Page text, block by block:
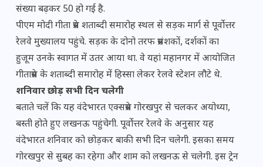
संख्या बढ़कर 50 हो गई है.
पीएम मोदी गीता प्रेस शताब्दी समारोह स्थल से सड़क मार्ग से पूर्वोत्तर
रेलवे मुख्यालय पहुंचे. सड़क के दोनो तरफ प्रसंशकों, दर्शकों का
हुजूम उनके स्वागत में उतर आया था. वे यहां महानगर में आयोजित
गीताप्रेस के शताब्दी समारोह में हिस्सा लेकर रेलवे स्टेशन लौटे थे.
शनिवार छोड़ सभी दिन चलेगी
बताते चलें कि यह वंदेभारत एक्सप्रेस गोरखपुर से चलकर अयोध्या,
बस्ती होते हुए लखनऊ पहुंचेगी. पूर्वोत्तर रेलवे के अनुसार यह
वंदेभारत शनिवार को छोड़कर बाकी सभी दिन चलेगी. इसका समय
गोरखपुर से सुबह का रहेगा और शाम को लखनऊ से चलेगी. इस ट्रेन